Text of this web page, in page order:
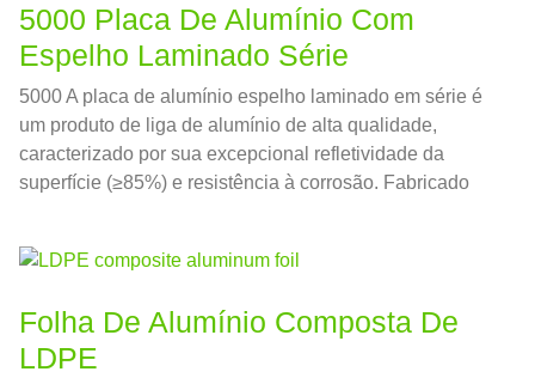
5000 Placa De Alumínio Com
Espelho Laminado Série
5000 A placa de alumínio espelho laminado em série é
um produto de liga de alumínio de alta qualidade,
caracterizado por sua excepcional refletividade da
superfície (≥85%) e resistência à corrosão. Fabricado
espelho, mantendo a força e a formabilidade do 5000
Folha De Alumínio Composta De
LDPE